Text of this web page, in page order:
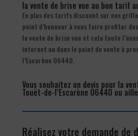
la vente de brise vue au bon tarif
En plus des tarifs discount sur nos
point d’honneur à vous faire profiter
la vente de brise vue et cela toute
internet ou dans le point de vente à
l’Escarène 06440.
Vous souhaitez un devis pour la
Touët-de-l’Escarène 06440 ou
Réalisez votre demande de